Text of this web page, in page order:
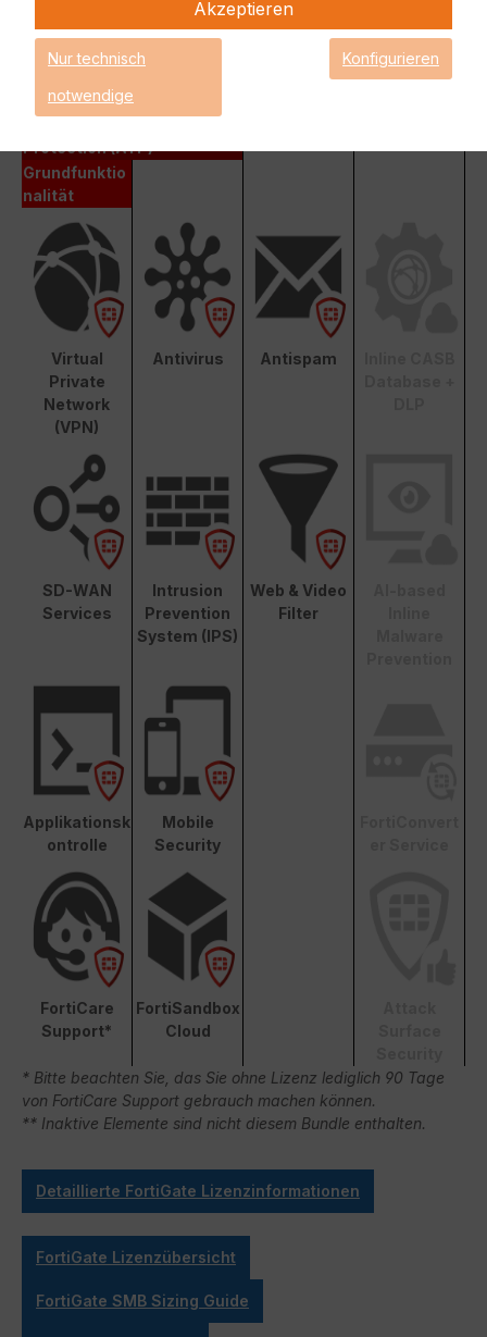
Fortinet Unified Threat Protection (UTP)
Unified Threat Protection (UTP)
Protection (ATP)
Grundfunktio
nalität
Virtual
Private
Network
(VPN)
Antivirus Antispam
SD-WAN
Services
Intrusion
Prevention
System (IPS)
Web & Video
Filter
Applikationsk
ontrolle
Mobile
Security
FortiCare
Support*
FortiSandbox
Cloud
* Bitte beachten Sie, das Sie ohne Lizenz lediglich 90 Tage
von FortiCare Support gebrauch machen können.
** Inaktive Elemente sind nicht diesem Bundle enthalten.
Detaillierte FortiGate Lizenzinformationen
FortiGate Lizenzübersicht
FortiGate SMB Sizing Guide
Akzeptieren
Nur technisch
notwendige
Konfigurieren